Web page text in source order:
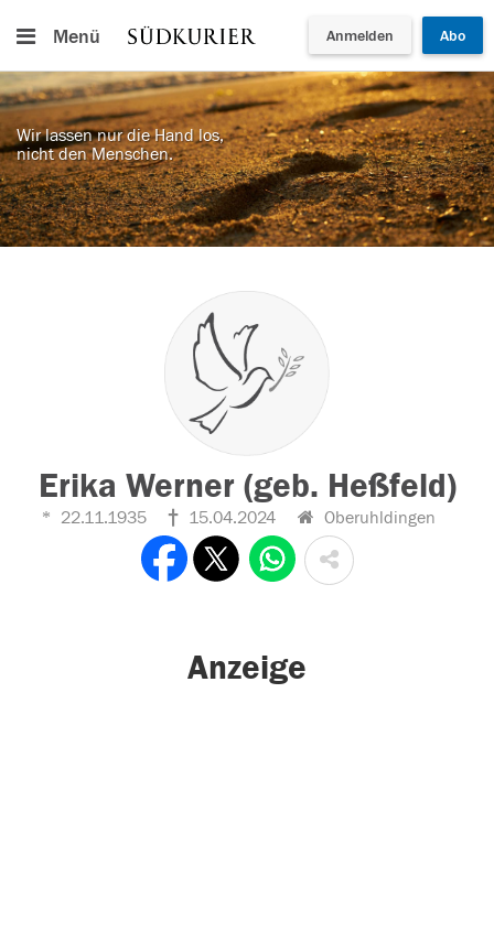
Menü Anmelden Abo
Wir lassen nur die Hand los,
nicht den Menschen.
Erika Werner (geb. Heßfeld)
22.11.1935 15.04.2024 Oberuhldingen
Anzeige